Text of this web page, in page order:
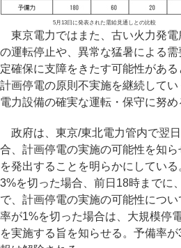
5月13日に発表された需給見通しとの比較
東京電力ではまた、古い火力発電
の運転停止や、異常な猛暑による
定確保に支障をきたす可能性がある
計画停電の原則不実施を継続して
電力設備の確実な運転・保守に努め
政府は、東京/東北電力管内で翌
合、計画停電の実施の可能性を知ら
を発出することを明らかにしてい
3%を切った場合、前日18時までに
で、計画停電の実施の可能性につ
率が1%を切った場合は、大規模停
を実施する旨を知らせる。予備率